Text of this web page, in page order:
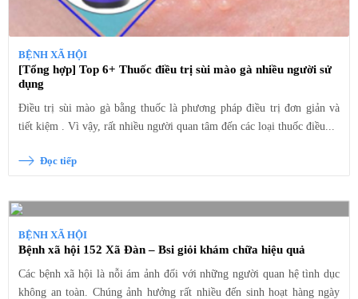
BỆNH XÃ HỘI
[Tổng hợp] Top 6+ Thuốc điều trị sùi mào gà nhiều người sử
dụng
Điều trị sùi mào gà bằng thuốc là phương pháp điều trị đơn giản và
tiết kiệm . Vì vậy, rất nhiều người quan tâm đến các loại thuốc điều...
Đọc tiếp
BỆNH XÃ HỘI
Bệnh xã hội 152 Xã Đàn – Bsi giỏi khám chữa hiệu quả
Các bệnh xã hội là nỗi ám ảnh đối với những người quan hệ tình dục
không an toàn. Chúng ảnh hưởng rất nhiều đến sinh hoạt hàng ngày